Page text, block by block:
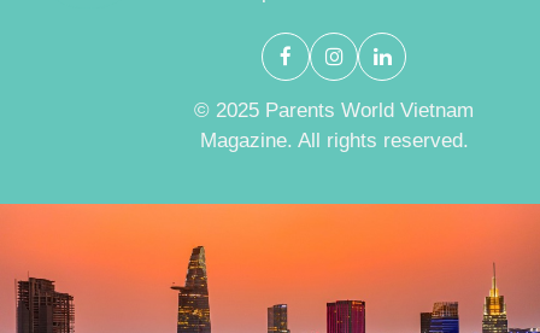
© 2025 Parents World Vietnam
Magazine. All rights reserved.